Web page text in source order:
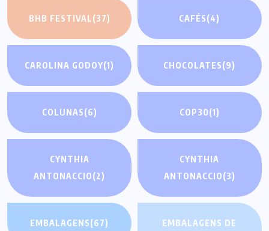
BHB FESTIVAL(37) CAFÉS(4)
CAROLINA GODOY(1) CHOCOLATES(9)
COLUNAS(6) COP30(1)
CYNTHIA
ANTONACCIO(2)
CYNTHIA
ANTONACCIO(3)
EMBALAGENS(67)
EMBALAGENS DE